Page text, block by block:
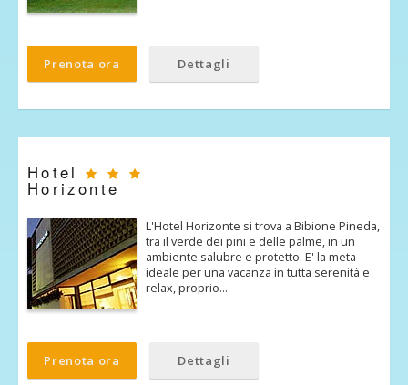
Prenota ora Dettagli
Hotel
Horizonte
L'Hotel Horizonte si trova a Bibione Pineda,
tra il verde dei pini e delle palme, in un
ambiente salubre e protetto. E' la meta
ideale per una vacanza in tutta serenità e
relax, proprio…
Prenota ora Dettagli